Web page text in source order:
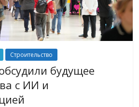
Строительство
будущее
с ИИ и